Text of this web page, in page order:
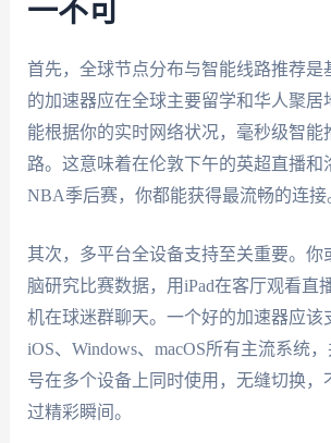
一不可
首先，全球节点分布与智能线路推荐是
的加速器应在全球主要留学和华人聚居
能根据你的实时网络状况，毫秒级智能
路。这意味着在伦敦下午的英超直播和
NBA季后赛，你都能获得最流畅的连接
其次，多平台全设备支持至关重要。你
脑研究比赛数据，用iPad在客厅观看直
机在球迷群聊天。一个好的加速器应该
iOS、Windows、macOS所有主流系统
号在多个设备上同时使用，无缝切换，
过精彩瞬间。